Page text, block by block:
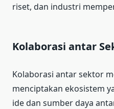
riset, dan industri
Kolaborasi antar
Kolaborasi antar sektor
menciptakan ekosistem
ide dan sumber daya